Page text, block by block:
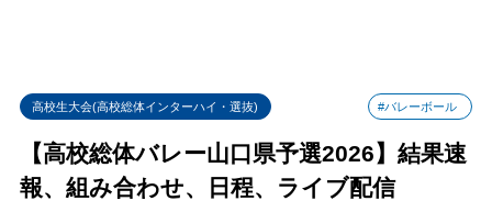
高校生大会(高校総体インターハイ・選抜) #バレーボール
【高校総体バレー山口県予選2026】結果速
報、組み合わせ、日程、ライブ配信